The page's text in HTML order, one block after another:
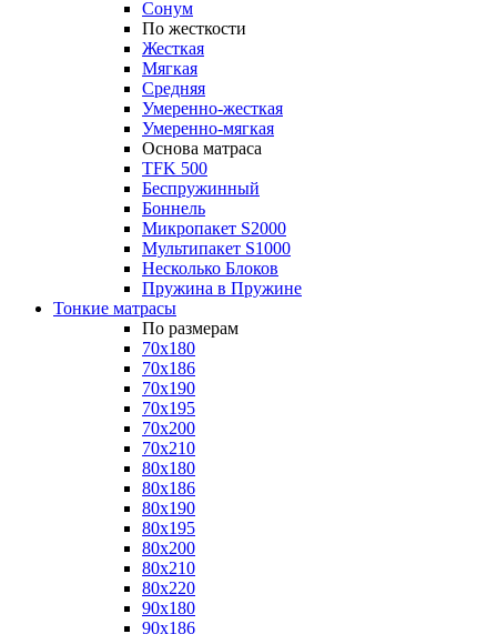
Сонум
По жесткости
Жесткая
Мягкая
Средняя
Умеренно-жесткая
Умеренно-мягкая
Основа матраса
TFK 500
Беспружинный
Боннель
Микропакет S2000
Мультипакет S1000
Несколько Блоков
Пружина в Пружине
Тонкие матрасы
По размерам
70x180
70x186
70x190
70x195
70x200
70x210
80x180
80x186
80x190
80x195
80x200
80x210
80x220
90x180
90x186